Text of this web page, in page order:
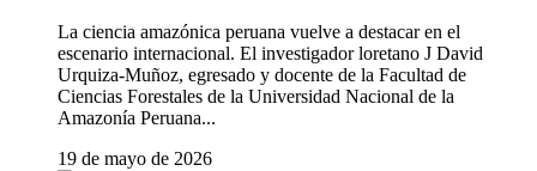
La ciencia amazónica peruana vuelve a destacar en el
escenario internacional. El investigador loretano J David
Urquiza-Muñoz, egresado y docente de la Facultad de
Ciencias Forestales de la Universidad Nacional de la
Amazonía Peruana...
19 de mayo de 2026